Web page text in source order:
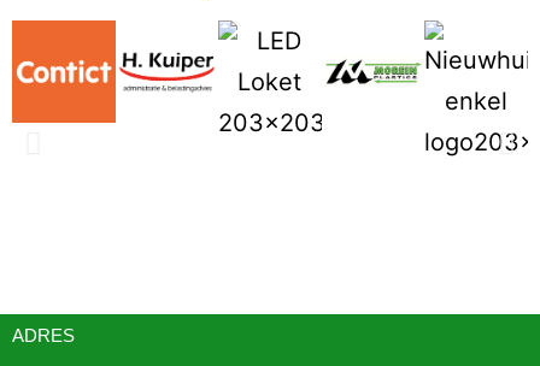
ADRES